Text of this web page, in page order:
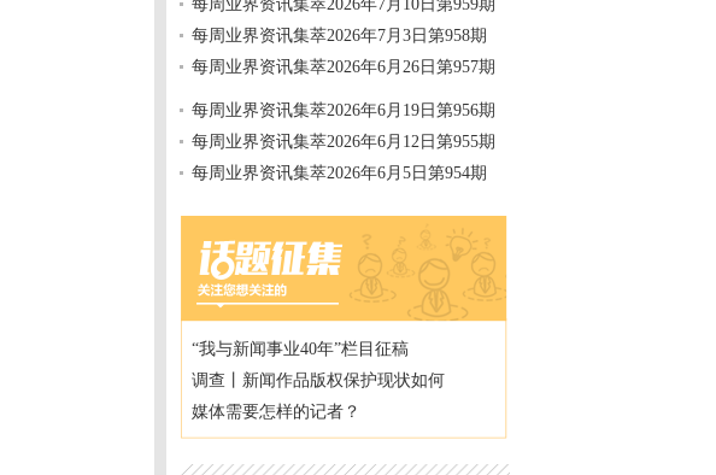
每周业界资讯集萃2026年7月10日第959期
每周业界资讯集萃2026年7月3日第958期
每周业界资讯集萃2026年6月26日第957期
每周业界资讯集萃2026年6月19日第956期
每周业界资讯集萃2026年6月12日第955期
每周业界资讯集萃2026年6月5日第954期
“我与新闻事业40年”栏目征稿
调查丨新闻作品版权保护现状如何
媒体需要怎样的记者？